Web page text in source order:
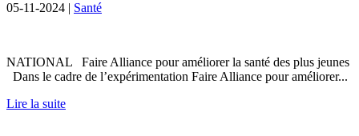
05-11-2024 | Santé
NATIONAL Faire Alliance pour améliorer la santé des plus jeunes
Dans le cadre de l’expérimentation Faire Alliance pour améliorer...
Lire la suite